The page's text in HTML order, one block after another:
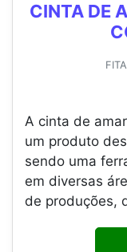
CINTA DE
A cinta de
um produto
sendo uma
em diversas
de produções,